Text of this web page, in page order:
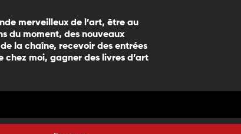
merveilleux de l’art, être au
du moment, des nouveaux
la chaîne, recevoir des entrées
chez moi, gagner des livres d’art